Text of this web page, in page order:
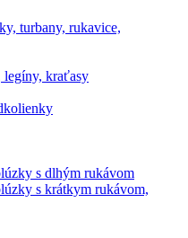
turbany, rukavice,
legíny, kraťasy
s dlhým rukávom
s krátkym rukávom,